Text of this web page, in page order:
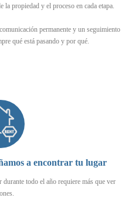
propiedad y el proceso en cada etapa.
permanente y un seguimiento
qué está pasando y por qué.
a encontrar tu lugar
todo el año requiere más que ver